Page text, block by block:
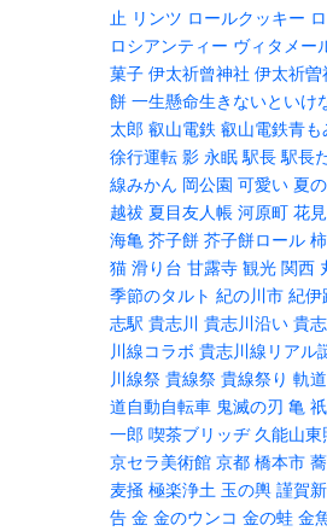
止 リンツ ロールクッキー
ロシアンティー ヴィタメー
菓子 伊太祈曾神社 伊太祈曽
餅 一生懸命生きないといけ
太郎 叡山電鉄 叡山電鉄青
徐行運転 影 永眠 駅長 駅長
線みかん 岡公園 可愛い 夏
越祓 夏目友人帳 河原町 花
海亀 芥子餅 芥子餅ロール 柿
猫 滑り台 甘露寺 観光 関西
季節のタルト 紀の川市 紀伊
志駅 貴志川 貴志川沿い 貴
川線コラボ 貴志川線リアル
川線祭 貴線祭 貴線祭り 軌
道自動自転車 鬼滅の刃 亀
一郎 喫茶ブリッヂ 久能山
京セラ美術館 京都 橋本市
麦掻 極楽浄土 玉の輿 謹賀
告 金 金のウンコ 金の蛙 金